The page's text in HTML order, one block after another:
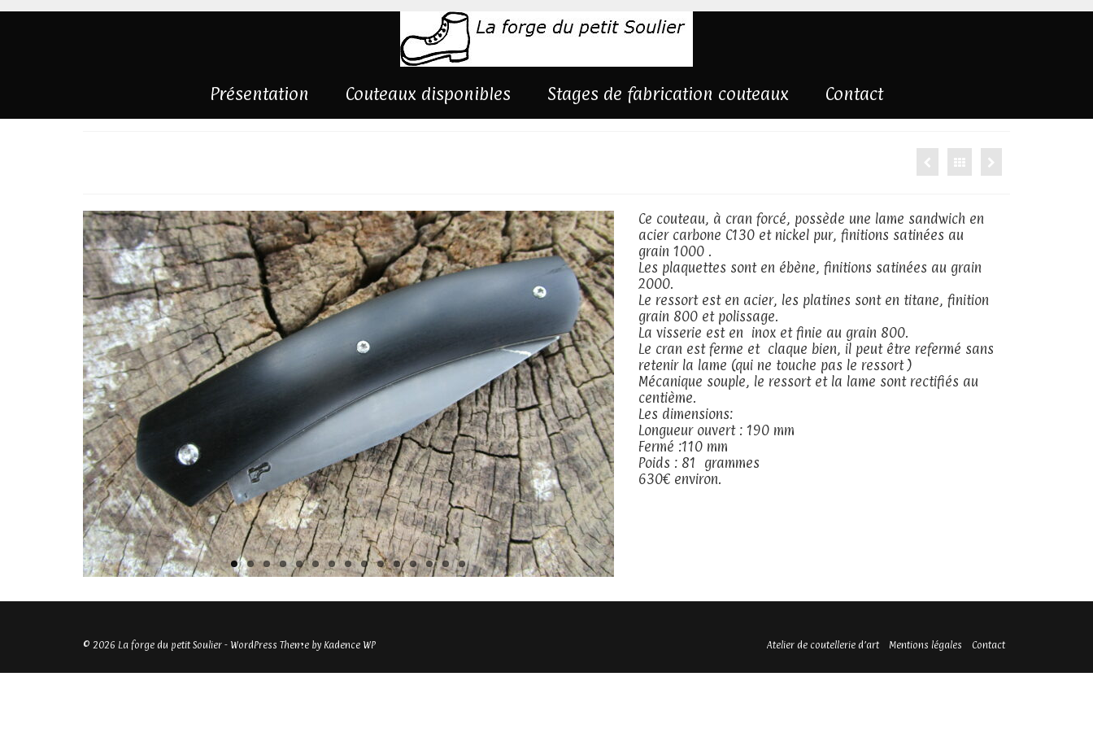
Présentation Couteaux disponibles Stages de fabrication couteaux Contact
Ce couteau, à cran forcé, possède une lame sandwich en
acier carbone C130 et nickel pur, finitions satinées au
grain 1000 .
Les plaquettes sont en ébène, finitions satinées au grain
2000.
Le ressort est en acier, les platines sont en titane, finition
grain 800 et polissage.
La visserie est en inox et finie au grain 800.
Le cran est ferme et claque bien, il peut être refermé sans
retenir la lame (qui ne touche pas le ressort )
Mécanique souple, le ressort et la lame sont rectifiés au
centième.
Les dimensions:
Longueur ouvert : 190 mm
Fermé :110 mm
Poids : 81 grammes
630€ environ.
Atelier de coutellerie d’art Mentions légales Contact
© 2026 La forge du petit Soulier - WordPress Theme by Kadence WP